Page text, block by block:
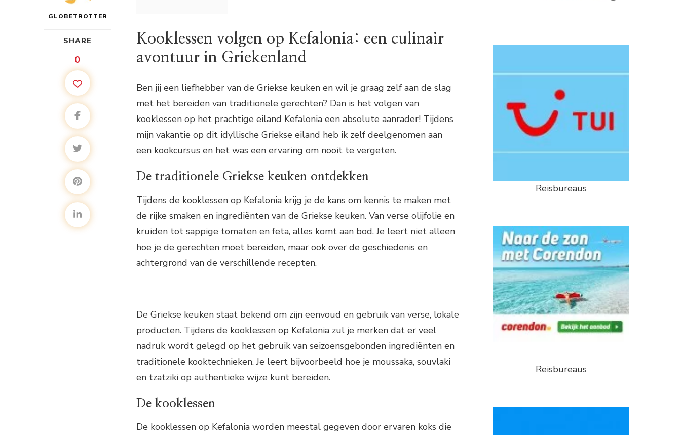
GLOBETROTTER
SHARE
0
Kooklessen volgen op Kefalonia: een culinair
avontuur in Griekenland
Ben jij een liefhebber van de Griekse keuken en wil je graag zelf aan de slag
met het bereiden van traditionele gerechten? Dan is het volgen van
kooklessen op het prachtige eiland Kefalonia een absolute aanrader! Tijdens
mijn vakantie op dit idyllische Griekse eiland heb ik zelf deelgenomen aan
een kookcursus en het was een ervaring om nooit te vergeten.
De traditionele Griekse keuken ontdekken
Tijdens de kooklessen op Kefalonia krijg je de kans om kennis te maken met
de rijke smaken en ingrediënten van de Griekse keuken. Van verse olijfolie en
kruiden tot sappige tomaten en feta, alles komt aan bod. Je leert niet alleen
hoe je de gerechten moet bereiden, maar ook over de geschiedenis en
achtergrond van de verschillende recepten.
De Griekse keuken staat bekend om zijn eenvoud en gebruik van verse, lokale
producten. Tijdens de kooklessen op Kefalonia zul je merken dat er veel
nadruk wordt gelegd op het gebruik van seizoensgebonden ingrediënten en
traditionele kooktechnieken. Je leert bijvoorbeeld hoe je moussaka, souvlaki
en tzatziki op authentieke wijze kunt bereiden.
De kooklessen
De kooklessen op Kefalonia worden meestal gegeven door ervaren koks die
Reisbureaus
Reisbureaus